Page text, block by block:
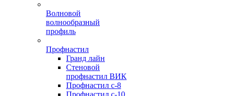
Волновой
волнообразный
профиль
Профнастил
Гранд лайн
Стеновой
профнастил ВИК
Профнастил с-8
Профнастил с-10